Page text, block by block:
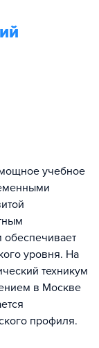
учебное
обеспечивает
уровня. На
техникум
в Москве
профиля.